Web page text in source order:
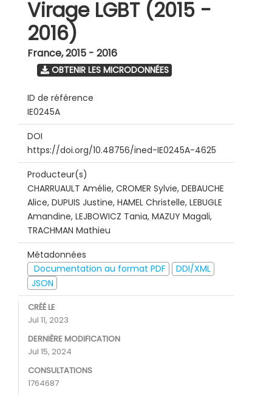
Virage LGBT (2015 -
2016)
France,2015 - 2016
OBTENIR LES MICRODONNÉES
ID de référence
IE0245A
DOI
https://doi.org/10.48756/ined-IE0245A-4625
Producteur(s)
CHARRUAULT Amélie, CROMER Sylvie, DEBAUCHE
Alice, DUPUIS Justine, HAMEL Christelle, LEBUGLE
Amandine, LEJBOWICZ Tania, MAZUY Magali,
TRACHMAN Mathieu
Métadonnées
Documentation au format PDF
DDI/XML
JSON
CRÉÉ LE
Jul 11, 2023
DERNIÈRE MODIFICATION
Jul 15, 2024
CONSULTATIONS
1764687